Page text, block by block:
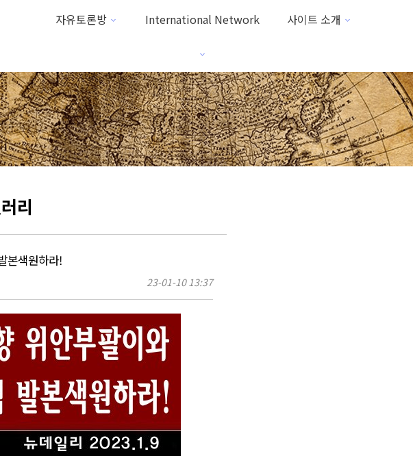
자유토론방
International Network
사이트 소개
리
본색원하라!
23-01-10 13:37